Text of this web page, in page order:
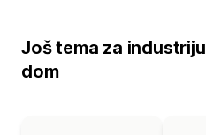
Još tema za industriju
dom